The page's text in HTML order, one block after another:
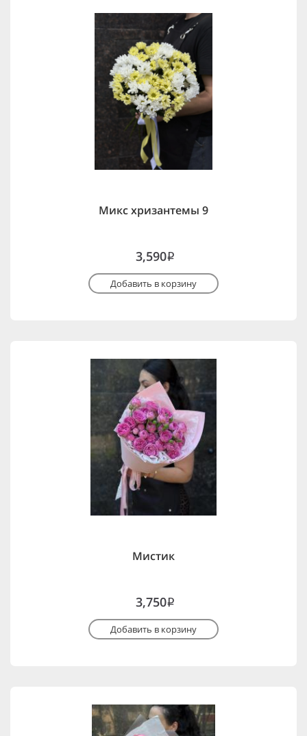
Микс хризантемы 9
3,590i
Добавить в корзину
Мистик
3,750i
Добавить в корзину